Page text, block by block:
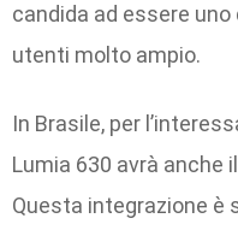
candida ad essere
utenti molto ampio.
In Brasile, per
Lumia 630 avrà anche
Questa integrazione è